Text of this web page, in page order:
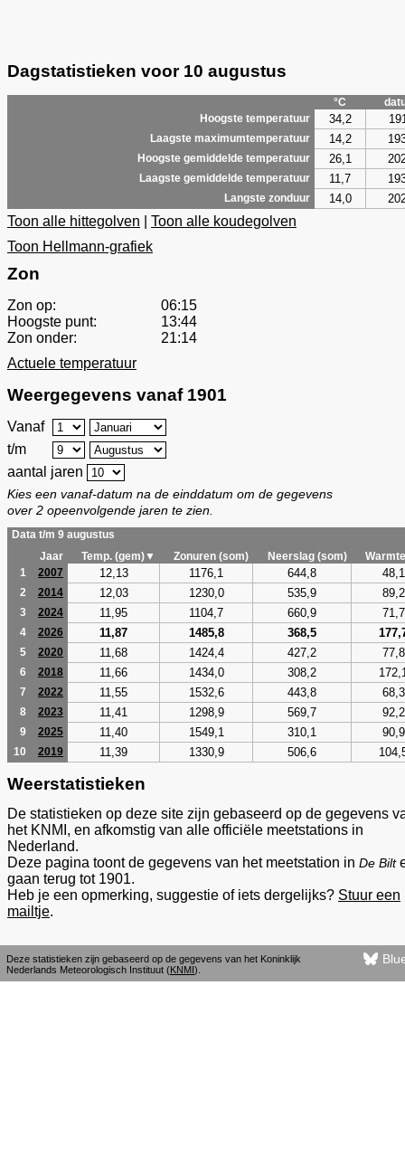
Dagstatistieken voor 10 augustus
°C
Hoogste temperatuur
34,2
Laagste maximumtemperatuur 14,2
Hoogste gemiddelde temperatuur 26,1
Laagste gemiddelde temperatuur 11,7
Langste zonduur 14,0
Toon alle hittegolven
Toon alle koudegolven
Toon Hellmann-grafiek
Zon
Zon op:
06:15
Hoogste punt:
13:44
Zon onder:
21:14
Actuele temperatuur
Weergegevens vanaf 1901
Vanaf
t/m
aantal jaren
Kies een vanaf-datum na de einddatum om de gegevens
over 2 opeenvolgende jaren te zien.
Data t/m 9 augustus
Jaar
Temp. (gem)▼ Zonuren (som) Neerslag (som)
1
2007 12,13 1176,1 644,8 48,1
2 2014 12,03 1230,0 535,9 89,2
3 2024 11,95 1104,7 660,9 71,7
4 2026 11,87 1485,8 368,5
5 2020 11,68 1424,4 427,2 77,8
6 2018 11,66 1434,0 308,2
7 2022 11,55 1532,6 443,8 68,3
8 2023 11,41 1298,9 569,7 92,2
9 2025 11,40 1549,1 310,1 90,9
10 2019 11,39 1330,9 506,6
Weerstatistieken
De statistieken op deze site zijn gebaseerd op de gegevens
het KNMI, en afkomstig van alle officiële meetstations in
Nederland.
Deze pagina toont de gegevens van het meetstation in De Bilt
gaan terug tot 1901.
Heb je een opmerking, suggestie of iets dergelijks? Stuur een
mailtje.
Deze statistieken zijn gebaseerd op de gegevens van het Koninklijk
Nederlands Meteorologisch Instituut (KNMI).